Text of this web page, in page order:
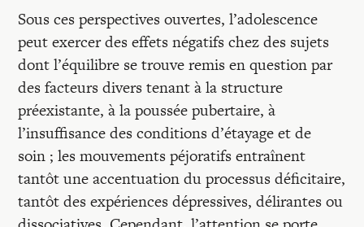
Sous ces perspectives ouvertes, l’adolescence
peut exercer des effets négatifs chez des sujets
dont l’équilibre se trouve remis en question par
des facteurs divers tenant à la structure
préexistante, à la poussée pubertaire, à
l’insuffisance des conditions d’étayage et de
soin ; les mouvements péjoratifs entraînent
tantôt une accentuation du processus déficitaire,
tantôt des expériences dépressives, délirantes ou